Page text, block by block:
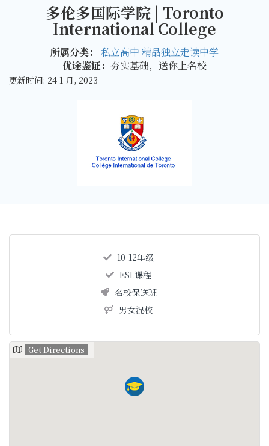
多伦多国际学院 | Toronto
International College
所属分类： 私立高中 精品独立走读中学
优途鉴证： 夯实基础，送你上名校
更新时间: 24 1 月, 2023
10-12年级
ESL课程
名校保送班
男女混校
Get Directions